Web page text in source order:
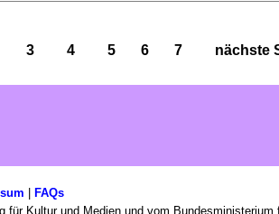
3 4 5 6 7 nächste
| FAQs
für Kultur und Medien und vom